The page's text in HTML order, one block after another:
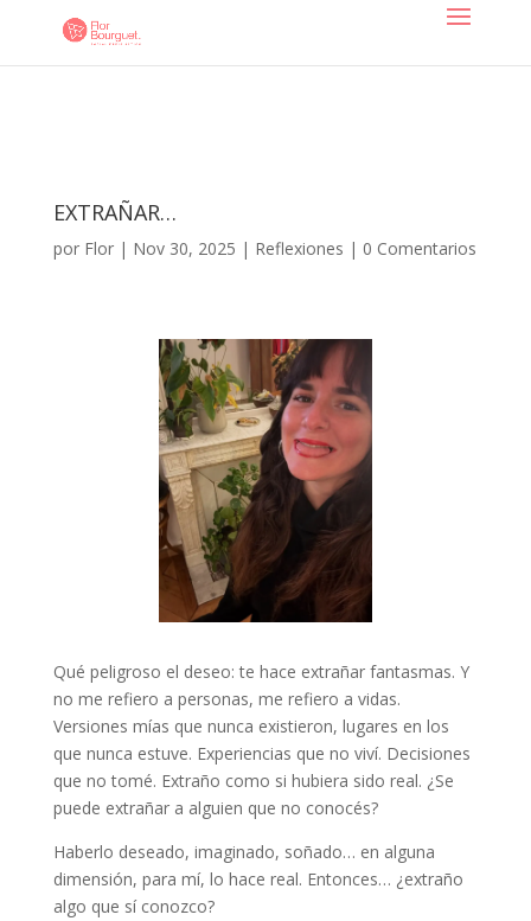
EXTRAÑAR…
por Flor| Nov 30, 2025 | Reflexiones | 0 Comentarios
Qué peligroso el deseo: te hace extrañar fantasmas. Y
no me refiero a personas, me refiero a vidas.
Versiones mías que nunca existieron, lugares en los
que nunca estuve. Experiencias que no viví. Decisiones
que no tomé. Extraño como si hubiera sido real. ¿Se
puede extrañar a alguien que no conocés?
Haberlo deseado, imaginado, soñado… en alguna
dimensión, para mí, lo hace real. Entonces… ¿extraño
algo que sí conozco?